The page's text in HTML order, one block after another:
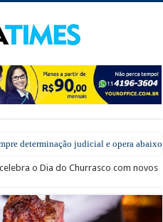
determinação judicial e opera
o Dia do Churrasco com novos